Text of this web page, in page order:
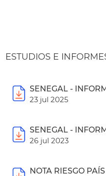
ESTUDIOS E
SENEGAL -
23 jul 2025
SENEGAL -
26 jul 2023
NOTA RIESGO